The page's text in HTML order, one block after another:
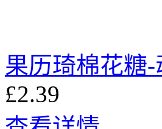
果历琦棉花糖
£2.39